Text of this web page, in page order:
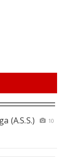
(A.S.S.)
10